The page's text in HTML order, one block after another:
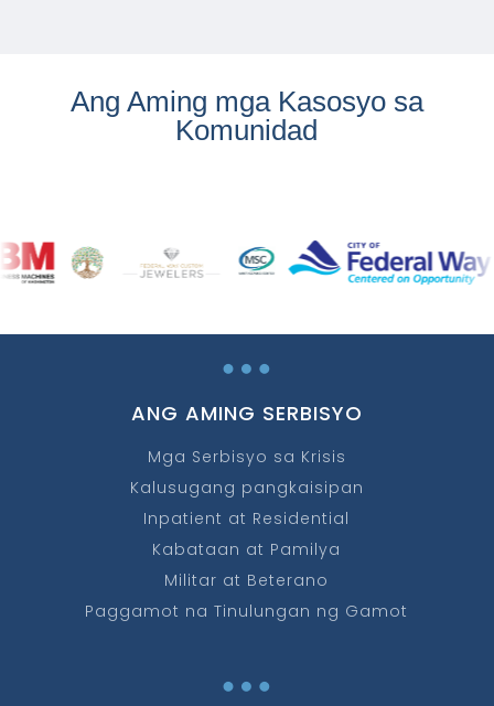
Ang Aming mga Kasosyo sa
Komunidad
…
ANG AMING SERBISYO
Mga Serbisyo sa Krisis
Kalusugang pangkaisipan
Inpatient at Residential
Kabataan at Pamilya
Militar at Beterano
Paggamot na Tinulungan ng Gamot
…